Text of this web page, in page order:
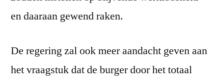
en daaraan gewend raken.
De regering zal ook meer aandacht geven aan
het vraagstuk dat de burger door het totaal